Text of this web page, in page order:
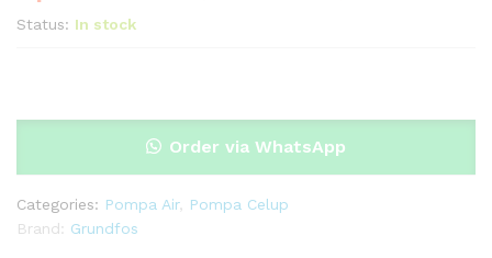
Status: In stock
Order via WhatsApp
Categories: Pompa Air,
Pompa Celup
Brand: Grundfos